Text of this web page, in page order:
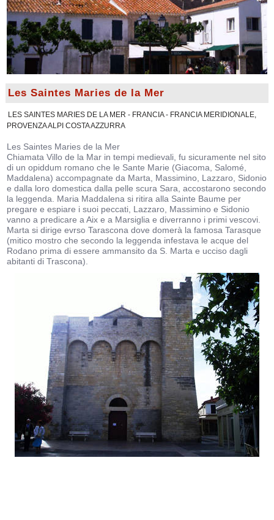
Les Saintes Maries de la Mer
LES SAINTES MARIES DE LA MER - FRANCIA - FRANCIA MERIDIONALE,
PROVENZA ALPI COSTA AZZURRA
Les Saintes Maries de la Mer
Chiamata Villo de la Mar in tempi medievali, fu sicuramente nel sito
di un opiddum romano che le Sante Marie (Giacoma, Salomé,
Maddalena) accompagnate da Marta, Massimino, Lazzaro, Sidonio
e dalla loro domestica dalla pelle scura Sara, accostarono secondo
la leggenda. Maria Maddalena si ritira alla Sainte Baume per
pregare e espiare i suoi peccati, Lazzaro, Massimino e Sidonio
vanno a predicare a Aix e a Marsiglia e diverranno i primi vescovi.
Marta si dirige evrso Tarascona dove domerà la famosa Tarasque
(mitico mostro che secondo la leggenda infestava le acque del
Rodano prima di essere ammansito da S. Marta e ucciso dagli
abitanti di Trascona).